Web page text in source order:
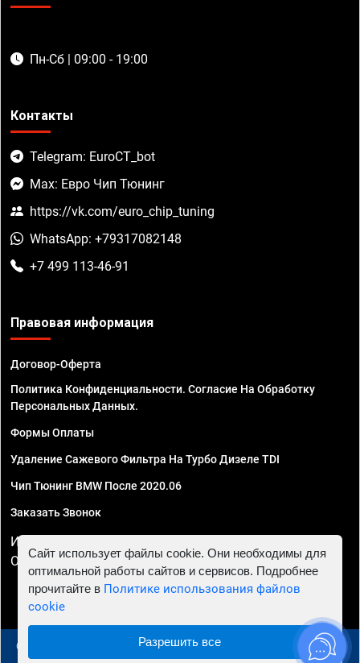
Пн-Сб | 09:00 - 19:00
Контакты
Telegram: EuroCT_bot
Max: Евро Чип Тюнинг
https://vk.com/euro_chip_tuning
WhatsApp: +79317082148
+7 499 113-46-91
Правовая информация
Договор-Оферта
Политика Конфиденциальности. Согласие На Обработку
Персональных Данных.
Формы Оплаты
Удаление Сажевого Фильтра На Турбо Дизеле TDI
Чип Тюнинг BMW После 2020.06
Заказать Звонок
ИП Смирнов Георгий Павлович. ИНН 781302555843,
ОГРНИП 324470400032610
© 2010 - 2026 Чип тюнинг в Москве и МО - Автосервис
Сайт использует файлы cookie. Они необходимы для
оптимальной работы сайтов и сервисов. Подробнее
прочитайте в Политике использования файлов
cookie
Разрешить все